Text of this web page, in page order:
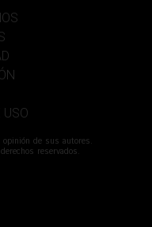
USO
opinión de sus autores.
reservados.